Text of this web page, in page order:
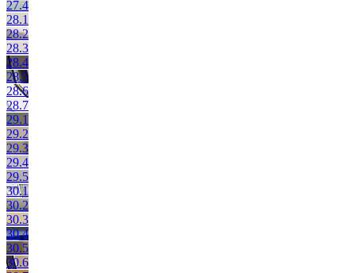
27.4
28.1
28.2
28.3
28.4
28.5
28.6
28.7
29.1
29.2
29.3
29.4
29.5
30.1
30.2
30.3
30.4
30.5
30.6